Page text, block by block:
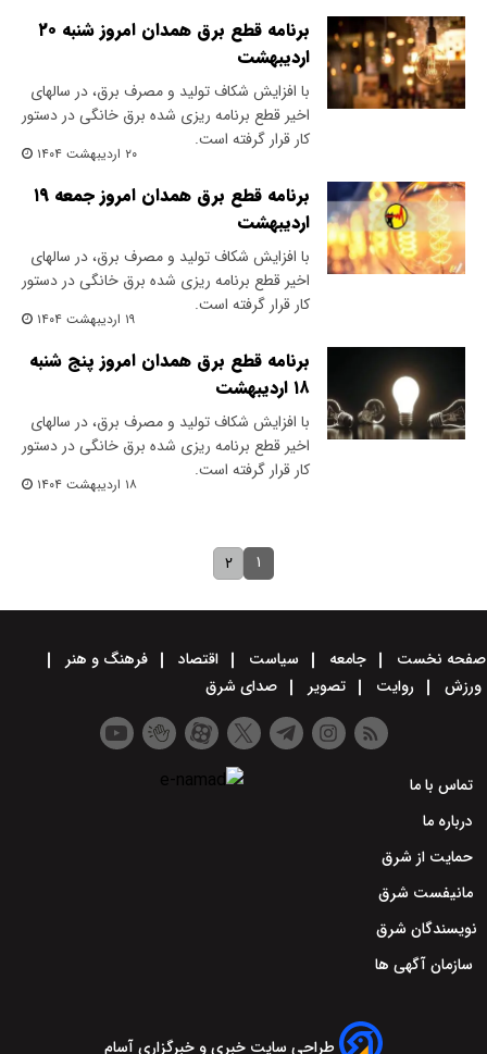
برنامه قطع برق همدان امروز شنبه ۲۰
اردیبهشت
با افزایش شکاف تولید و مصرف برق، در سالهای
اخیر قطع برنامه ریزی شده برق خانگی در دستور
کار قرار گرفته است.
۲۰ اردیبهشت ۱۴۰۴
برنامه قطع برق همدان امروز جمعه ۱۹
اردیبهشت
با افزایش شکاف تولید و مصرف برق، در سالهای
اخیر قطع برنامه ریزی شده برق خانگی در دستور
کار قرار گرفته است.
۱۹ اردیبهشت ۱۴۰۴
برنامه قطع برق همدان امروز پنج شنبه
۱۸ اردیبهشت
با افزایش شکاف تولید و مصرف برق، در سالهای
اخیر قطع برنامه ریزی شده برق خانگی در دستور
کار قرار گرفته است.
۱۸ اردیبهشت ۱۴۰۴
۱ ۲
صفحه نخست جامعه سیاست اقتصاد
فرهنگ و هنر
ورزش
روایت تصویر صدای شرق
تماس با ما
درباره ما
حمایت از شرق
مانیفست شرق
نویسندگان شرق
سازمان آگهی ها
طراحی سایت خبری و خبرگزاری آسام